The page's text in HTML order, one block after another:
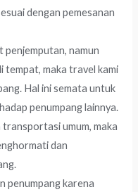
dengan pemesanan
namun
tempat, maka travel kami
Hal ini semata untuk
penumpang lainnya.
umum, maka
dan
penumpang karena